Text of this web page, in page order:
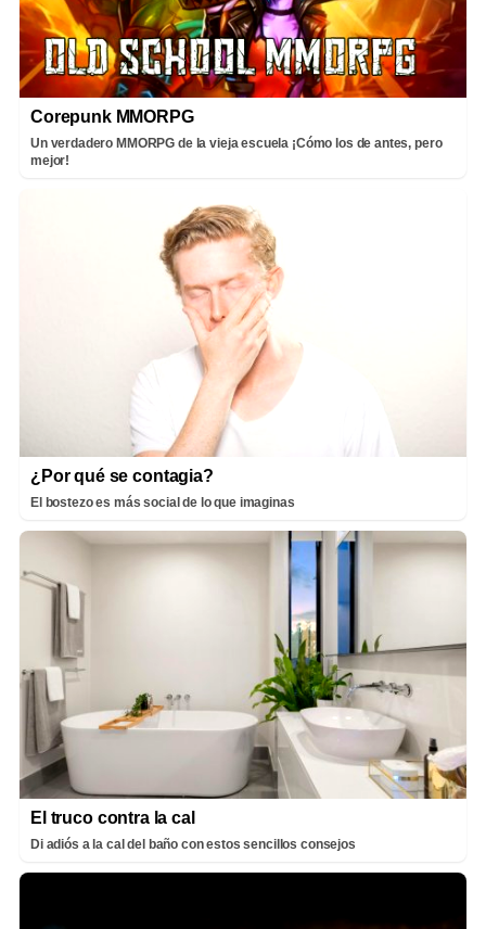
Corepunk MMORPG
Un verdadero MMORPG de la vieja escuela ¡Cómo los de antes, pero
mejor!
¿Por qué se contagia?
El bostezo es más social de lo que imaginas
El truco contra la cal
Di adiós a la cal del baño con estos sencillos consejos